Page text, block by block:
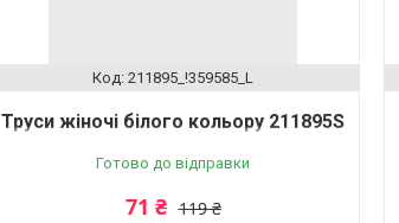
211895_!359585_L
Труси жіночі білого кольору 211895S
Готово до відправки
119 ₴
71 ₴